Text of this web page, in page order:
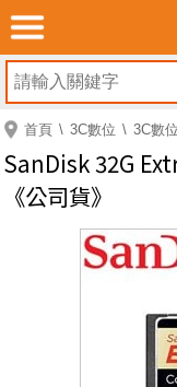
首頁 3C數位 3C數位
SanDisk 32G
《公司貨》